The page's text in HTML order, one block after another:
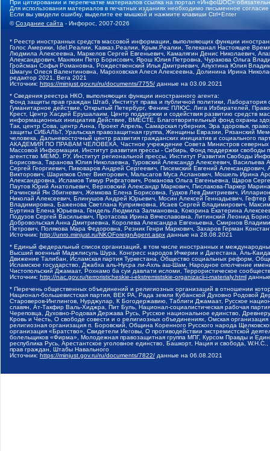
При цитировании и перепечатке материалов ссылка на портал «ИнфоШОС»
Для использования материалов в печатных изданиях необходимо письменное
Если вы увидели ошибку, выделите ее мышкой и нажмите клавиши Ctrl+Enter
©Создание сайта - Инфорос, 2007-2026
* Реестр иностранных средств массовой информации, выполняющих функции
Голос Америки, Idel.Реалии, Кавказ.Реалии, Крым.Реалии, Телеканал Настоящее
Людмила Алексеевна, Маркелов Сергей Евгеньевич, Камалягин Денис Николаевич,
Александрович, Маняхин Петр Борисович, Ярош Юлия Петровна, Чуракова Ольга
Гройсман Софья Романовна, Рождественский Илья Дмитриевич, Апухтина Юлия
Шмагун Олеся Валентиновна, Мароховская Алеся Алексеевна, Долинина Ирина
редактор 2021, Вега 2021
Источник: https://minjust.gov.ru/ru/documents/7755/ данные на 03.09.2021
* Сведения реестра НКО, выполняющих функции иностранного агента:
Фонд защиты прав граждан Штаб, Институт права и публичной политики,
Гуманитарное действие, Открытый Петербург, Феникс ПЛЮС, Лига Избирателей,
Крест, Центр Хасдей Ерушалаим, Центр поддержки и содействия развитию средств
информационных инициатив Действие, ВМЕСТЕ, Благотворительный фонд охраны
Так, центр Сова, центр Анна, Проект Апрель, Самарская губерния, Эра здоровья,
защиты СИБАЛЬТ, Уральская правозащитная группа, Женщины Евразии, Рязанский
человека, Дальневосточный центр развития гражданских инициатив и социального
АКАДЕМИЯ ПО ПРАВАМ ЧЕЛОВЕКА, Частное учреждение Совета Министров северных
Массовой Информации, Институт развития прессы - Сибирь, Фонд поддержки
агентство МЕМО. РУ, Институт региональной прессы, Институт Развития Свободы
Борисовна, Таранова Юлия Николаевна, Туровский Александр Алексеевич,
Сергей Георгиевич, Пивоваров Андрей Сергеевич, Писемский Евгений
Викторович, Шарипков Олег Викторович, Мальсагов Муса Асланович, Мошель Ирина
Александровна, Исламов Тимур Рифгатович, Романова Ольга Евгеньевна, Щаров
Паутов Юрий Анатольевич, Верховский Александр Маркович, Пислакова-Паркер
Рачинский Ян Збигневич, Жемкова Елена Борисовна, Гудков Лев Дмитриевич,
Николай Алексеевич, Блинушов Андрей Юрьевич, Мосин Алексей Геннадьевич,
Владимировна, Баженова Светлана Куприяновна, Исаев Сергей Владимирович,
Буртина Елена Юрьевна, Гендель Людмила Залмановна, Кокорина Екатерина
Подузов Сергей Васильевич, Протасова Ирина Вячеславовна, Литинский Леонид
Добровольская Анна Дмитриевна, Королева Александра Евгеньевна, Смирнов
Петрович, Полякова Мара Федоровна, Резник Генри Маркович, Захаров Герман
Источник: http://unro.minjust.ru/NKOForeignAgent.aspx данные на 28.08.2021
* Единый федеральный список организаций, в том числе иностранных и
Высший военный Маджлисуль Шура, Конгресс народов Ичкерии и Дагестана, Аль-
Движение Талибан, Исламская партия Туркестана, Общество социальных реформ,
Исламское государство, Джабха аль-Нусра ли-Ахль аш-Шам, Народное ополчение
Чистопольский Джамаат, Рохнамо ба суи давлати исломи, Террористическое
Источник: http://nac.gov.ru/terroristicheskie-i-ekstremistskie-organizacii-i-materialy.html
* Перечень общественных объединений и религиозных организаций в отношении
Национал-большевистская партия, ВЕК РА, Рада земли Кубанской Духовно Родовой
Староверов-Инглингов, Нурджулар, К Богодержавию, Таблиги Джамаат, Русское
славян, Ат-Такфир Валь-Хиджра, Пит Буль, Национал-социалистическая рабочая
Череповца, Духовно-Родовая Держава Русь, Русское национальное единство,
Кровь и Честь, О свободе совести и о религиозных объединениях, Омская
религиозная организация п. Боровский, Община Коренного Русского народа
организация «Братство», Свидетели Иеговы, О противодействии экстремистской
болельщиков «Фирма», Молодежная правозащитная группа МПГ, Курсом Правды и
республика Русь, Арестантское уголовное единство, Башкорт, Нация и свобода,
прав граждан, Штабы Навального
Источник: https://minjust.gov.ru/ru/documents/7822/ данные на 06.08.2021